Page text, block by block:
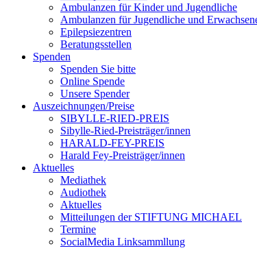
Ambulanzen für Kinder und Jugendliche
Ambulanzen für Jugendliche und
Epilepsiezentren
Beratungsstellen
Spenden
Spenden Sie bitte
Online Spende
Unsere Spender
Auszeichnungen/Preise
SIBYLLE-RIED-PREIS
Sibylle-Ried-Preisträger/innen
HARALD-FEY-PREIS
Harald Fey-Preisträger/innen
Aktuelles
Mediathek
Audiothek
Aktuelles
Mitteilungen der STIFTUNG MICHAEL
Termine
SocialMedia Linksammllung